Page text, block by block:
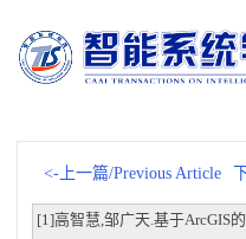
<-上一篇/Previous Article
[1]高智慧,邹广天.基于ArcGIS